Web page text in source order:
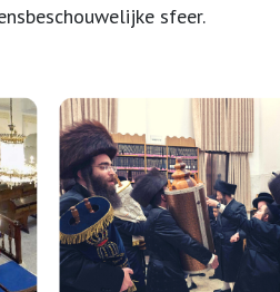
sfeer.